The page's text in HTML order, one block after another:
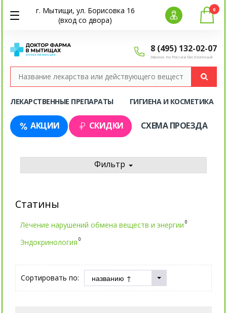
г. Мытищи, ул. Борисовка 16
(вход со двора)
8 (495) 132-02-07
Звонок по России бесплатный
0
ЛЕКАРСТВЕННЫЕ ПРЕПАРАТЫ ГИГИЕНА И КОСМЕТИКА
АКЦИИ СКИДКИ СХЕМА ПРОЕЗДА
Фильтр
Статины
Лечение нарушений обмена веществ и энергии 0
Эндокринология 0
Сортировать по: